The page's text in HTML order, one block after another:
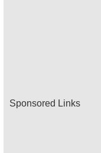
Sponsored Links